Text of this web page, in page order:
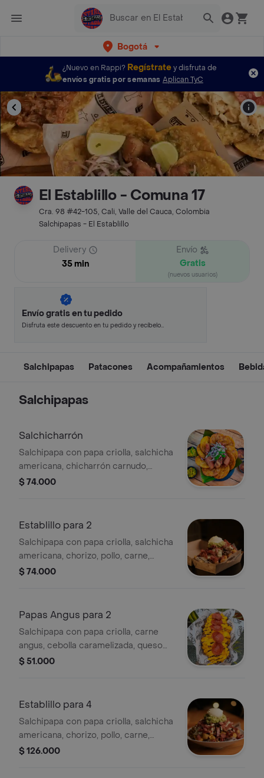
Bogotá
¿Nuevo en Rappi? Regístratey disfruta de
envíos gratis por semanas Aplican TyC
El Establillo - Comuna 17
Cra. 98 #42-105, Cali, Valle del Cauca, Colombia
Salchipapas - El Establillo
Delivery
35 min
Envío
Gratis
(nuevos usuarios)
Envío gratis en tu pedido
Disfruta este descuento en tu pedido y recíbelo
Salchipapas Patacones Acompañamientos
Salchipapas
Salchicharrón
Salchipapa con papa criolla, salchicha
americana, chicharrón carnudo,
guacamole, salsa verde de la casa,
$ 74.000
Establillo para 2
Salchipapa con papa criolla, salchicha
americana, chorizo, pollo, carne,
tocineta, maíz, queso mozzarella,
$ 74.000
Papas Angus para 2
Salchipapa con papa criolla, carne
angus, cebolla caramelizada, queso
cheddar y pepperoni.
$ 51.000
Establillo para 4
Salchipapa con papa criolla, salchicha
americana, chorizo, pollo, carne,
tocineta, maíz, queso mozzarella,
$ 126.000